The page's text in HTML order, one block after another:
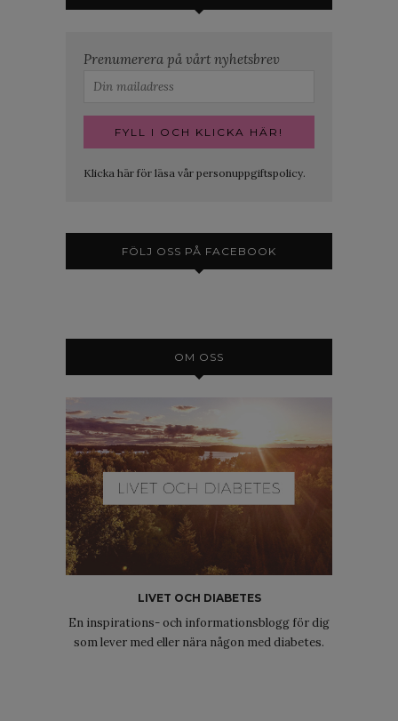
Prenumerera på vårt nyhetsbrev
Klicka här för läsa vår personuppgiftspolicy.
FÖLJ OSS PÅ FACEBOOK
OM OSS
LIVET OCH DIABETES
En inspirations- och informationsblogg för dig
som lever med eller nära någon med diabetes.